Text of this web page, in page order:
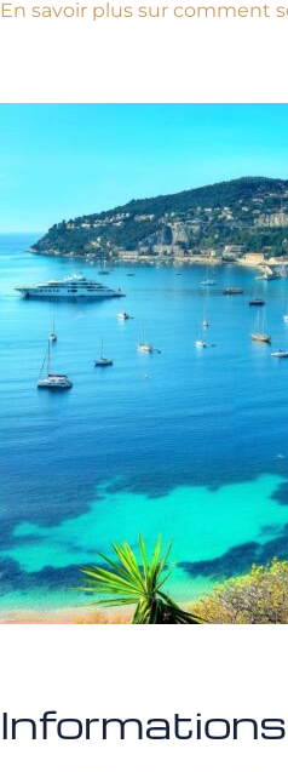
En savoir plus sur comment